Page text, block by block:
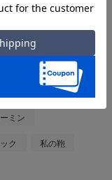
ダーバッグ
トートバッグ
ボストン
ミン
ク 私の鞄